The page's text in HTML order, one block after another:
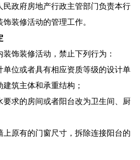
政府房地产行政主管部门负责本行
装修活动的管理工作。
装修活动，禁止下列行为：
位或者具有相应资质等级的设计单
筑主体和承重结构；
求的房间或者阳台改为卫生间、厨
原有的门窗尺寸，拆除连接阳台的